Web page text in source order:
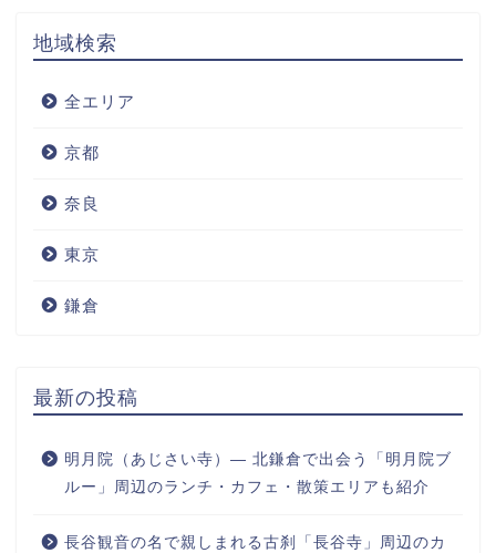
地域検索
全エリア
京都
奈良
東京
鎌倉
最新の投稿
明月院（あじさい寺）― 北鎌倉で出会う「明月院ブ
ルー」周辺のランチ・カフェ・散策エリアも紹介
長谷観音の名で親しまれる古刹「長谷寺」周辺のカ